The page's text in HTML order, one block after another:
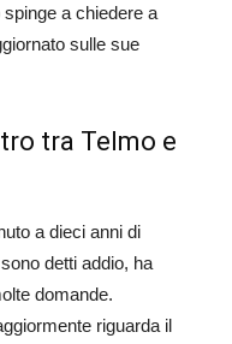
a chiedere a
sulle sue
tra Telmo e
a dieci anni di
detti addio, ha
domande.
riguarda il